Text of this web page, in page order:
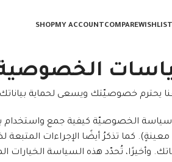
SHOPMY ACCOUNTCOMPAREWISHLIST
الخصوصيّة كيفية جمع واستخدام
كما تذكرُ أيضًا الإجراءات
وأخيرًا، تُحدّد هذه السياسة الخيارات